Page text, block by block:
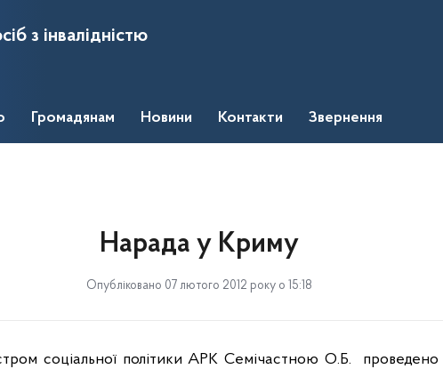
з інвалідністю
Громадянам Новини Контакти Звернення
Нарада у Криму
Опубліковано 07 лютого 2012 року о 15:18
соціальної політики АРК Семічастною О.Б.